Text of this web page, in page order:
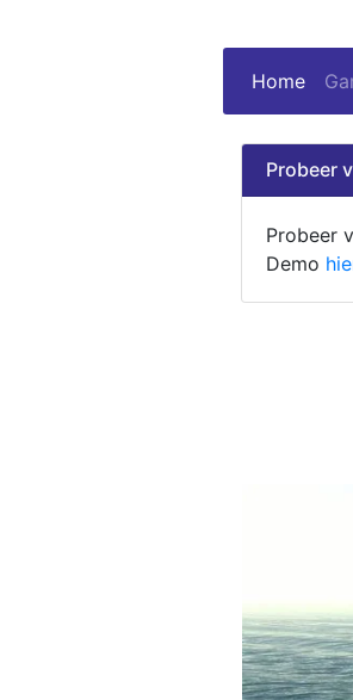
Home
Probeer
Probeer
Demo